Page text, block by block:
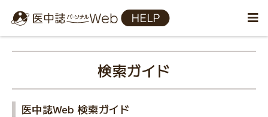
検索ガイド
医中誌Web 検索ガイド